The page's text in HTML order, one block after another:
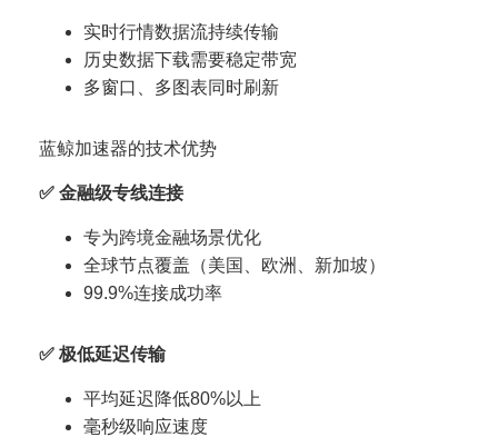
实时行情数据流持续传输
历史数据下载需要稳定带宽
多窗口、多图表同时刷新
蓝鲸加速器的技术优势
✅ 金融级专线连接
专为跨境金融场景优化
全球节点覆盖（美国、欧洲、新加坡）
99.9%连接成功率
✅ 极低延迟传输
平均延迟降低80%以上
毫秒级响应速度